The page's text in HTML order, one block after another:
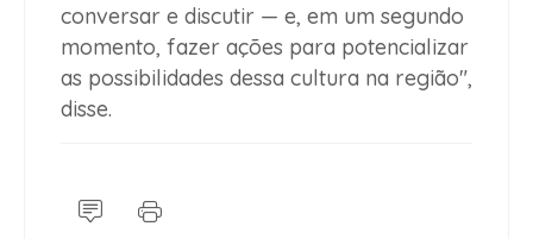
conversar e discutir — e, em um segundo
momento, fazer ações para potencializar
as possibilidades dessa cultura na região",
disse.